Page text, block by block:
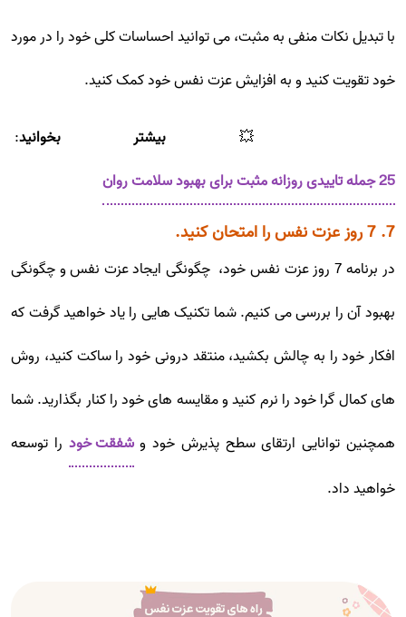
با تبدیل نکات منفی به مثبت، می توانید احساسات کلی خود را در مورد
خود تقویت کنید و به افزایش عزت نفس خود کمک کنید.
💥 بیشتر بخوانید:
25 جمله تاییدی روزانه مثبت برای بهبود سلامت روان
7. 7 روز عزت نفس را امتحان کنید.
در برنامه 7 روز عزت نفس خود، چگونگی ایجاد عزت نفس و چگونگی
بهبود آن را بررسی می کنیم. شما تکنیک هایی را یاد خواهید گرفت که
افکار خود را به چالش بکشید، منتقد درونی خود را ساکت کنید، روش
های کمال گرا خود را نرم کنید و مقایسه های خود را کنار بگذارید. شما
همچنین توانایی ارتقای سطح پذیرش خود وشفقت خود را توسعه
خواهید داد.